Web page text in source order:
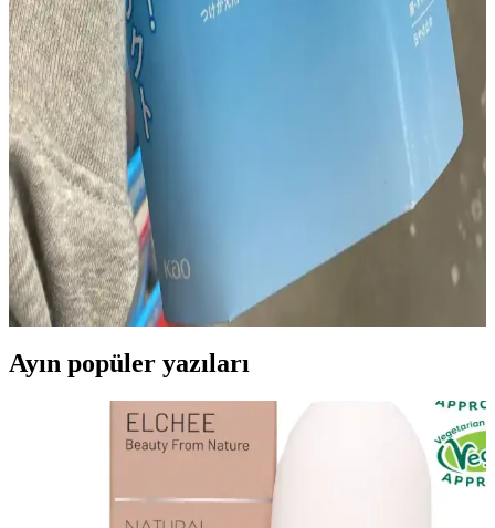
30'lu Yaşlarda Göz Altı ve Nazolabial Çizgilerin
Nedenleri ve Etkili Çözümleri
30 yaş civarında göz altı ve nazolabial çizgilerin oluşumu, ciltteki
yaşlanma belirtileriyle ilişkilidir. Nem kaybı, hacim azalması ve
yaşam tarzı faktörleri çizgileri etkiler. Etkili bakım ve tedavi
yöntemleriyle cilt sağlığı desteklenebilir.
Costco Japonya'da Güneş Koruyucu Ürün
Çeşitliliği, Fiyatlar ve Üyelik Avantajları
Costco Japonya, Japon ve Kore markalarının güneş koruyucularını
dengeli sunuyor. Fiyatlar yerel eczanelerle benzer, ancak paket
avantajları ve üyelik ayrıcalıkları alışverişi cazip kılıyor.
Ayın popüler yazıları